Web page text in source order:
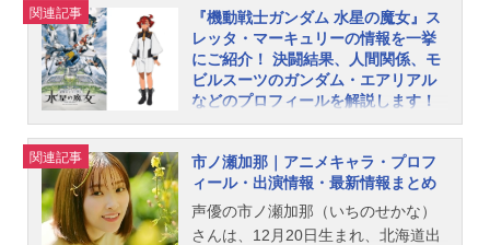
関連記事
『機動戦士ガンダム 水星の魔女』ス
レッタ・マーキュリーの情報を一挙
にご紹介！ 決闘結果、人間関係、モ
ビルスーツのガンダム・エアリアル
などのプロフィールを解説します！
『機動戦士ガンダム水星の魔女』の
主人公・スレッタ・マーキュリー。
パイロット科2年生に編入してきた水
星出身の少女です。性格は内向的な
性格ですが、正義感がありホルダー
関連記事
市ノ瀬加那｜アニメキャラ・プロフ
ィール・出演情報・最新情報まとめ
声優の市ノ瀬加那（いちのせかな）
さんは、12月20日生まれ、北海道出